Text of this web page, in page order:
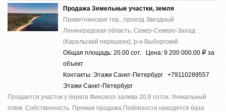
Продажа Земельные участки, земля
Приветнинская тер., проезд Звездный
Ленинградская область, Север-Северо-Запад
(Карельский перешеек), р-н Выборгский
Общая площадь: 20.00 сот. Цена: 9 200 000.00 Р за
объект
Контакты: Этажи Санкт-Петербург +79110289557
Этажи Санкт-Петербург
Продается участок у берега Финского залива 20,8 соток. Уникальный
пляж. Собственность. Прямая продажа.Поблизости находятся база